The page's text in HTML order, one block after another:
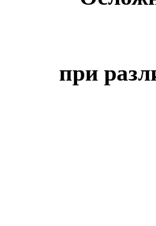
при